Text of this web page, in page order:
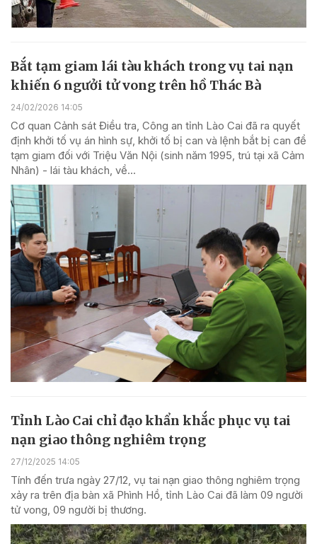
Bắt tạm giam lái tàu khách trong vụ tai nạn
khiến 6 ngưởi tử vong trên hồ Thác Bà
24/02/2026 14:05
Cơ quan Cảnh sát Điều tra, Công an tỉnh Lào Cai đã ra quyết
định khởi tố vụ án hình sự, khởi tố bị can và lệnh bắt bị can để
tạm giam đối với Triệu Văn Nội (sinh năm 1995, trú tại xã Cảm
Nhân) - lái tàu khách, về...
Tỉnh Lào Cai chỉ đạo khẩn khắc phục vụ tai
nạn giao thông nghiêm trọng
27/12/2025 14:05
Tính đến trưa ngày 27/12, vụ tai nạn giao thông nghiêm trọng
xảy ra trên địa bàn xã Phình Hồ, tỉnh Lào Cai đã làm 09 người
tử vong, 09 người bị thương.